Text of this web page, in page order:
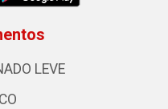
LEVE